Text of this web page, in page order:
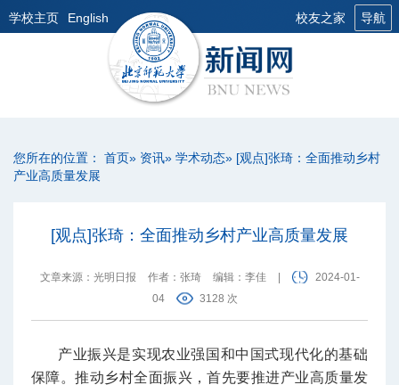
学校主页 English 校友之家 导航
您所在的位置： 首页» 资讯» 学术动态» [观点]张琦：全面推动乡村
产业高质量发展
[观点]张琦：全面推动乡村产业高质量发展
文章来源：光明日报 作者：张琦 编辑：李佳
2024-01-
04
3128 次
产业振兴是实现农业强国和中国式现代化的基础
保障。推动乡村全面振兴，首先要推进产业高质量发